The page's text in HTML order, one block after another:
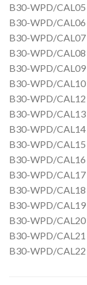
B30-WPD/CAL05
B30-WPD/CAL06
B30-WPD/CAL07
B30-WPD/CAL08
B30-WPD/CAL09
B30-WPD/CAL10
B30-WPD/CAL12
B30-WPD/CAL13
B30-WPD/CAL14
B30-WPD/CAL15
B30-WPD/CAL16
B30-WPD/CAL17
B30-WPD/CAL18
B30-WPD/CAL19
B30-WPD/CAL20
B30-WPD/CAL21
B30-WPD/CAL22